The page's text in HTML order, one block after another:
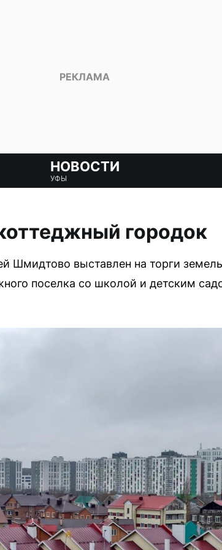
НОВОСТИ
УФЫ
городок
Шмидтово выставлен на торги
поселка со школой и детским